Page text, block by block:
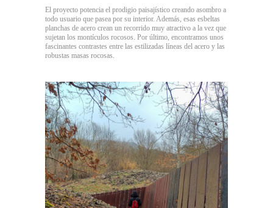
El proyecto potencia el prodigio paisajístico creando asombro a
todo usuario que pasea por su interior. Además, esas esbeltas
planchas de acero crean un recorrido muy atractivo a la vez que
sujetan los montículos rocosos. Por último, encontramos unos
fascinantes contrastes entre las estilizadas líneas del acero y las
robustas masas rocosas.